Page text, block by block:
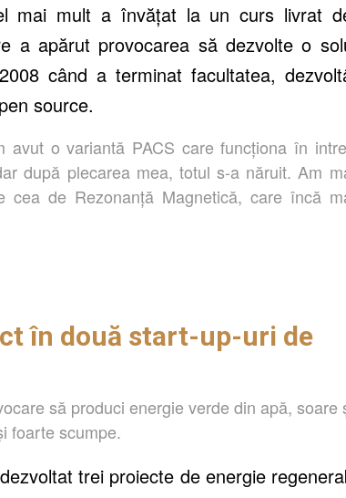
mai mult a învățat la un curs livrat
a apărut provocarea sădezvolteo
când a terminat facultatea,
source.
avut o variantă PACS carefuncționa în
după plecarea mea, totul s-a năruit. Am
cea de RezonanțăMagnetică, care încă
în două start-up-uri de
să produci energie verde din apă, soare
foarte scumpe.
trei proiecte de energie